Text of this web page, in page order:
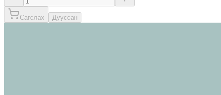
Сагслах Дууссан